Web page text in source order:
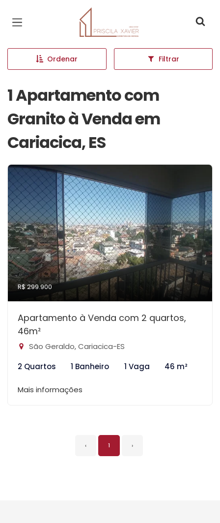
Página inicial
Ordenar Filtrar
1 Apartamento com
Granito à Venda em
Cariacica, ES
R$ 299.900
Apartamento à Venda com 2 quartos,
46m²
São Geraldo, Cariacica-ES
2 Quartos
1 Banheiro 1 Vaga 46 m²
Mais informações
‹ 1 ›